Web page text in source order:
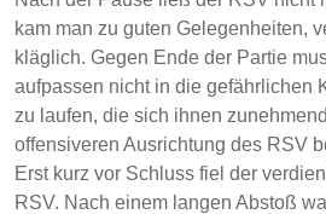
kam man zu guten Gelegenheiten,
kläglich. Gegen Ende der Partie
aufpassen nicht in die gefährlichen
zu laufen, die sich ihnen
offensiveren Ausrichtung des RSV
Erst kurz vor Schluss fiel der
RSV. Nach einem langen Abstoß